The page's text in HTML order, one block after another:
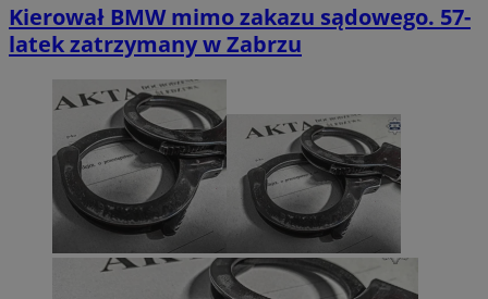
Kierował BMW mimo zakazu sądowego. 57-
latek zatrzymany w Zabrzu